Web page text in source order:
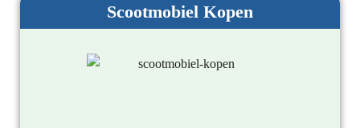
Scootmobiel Kopen